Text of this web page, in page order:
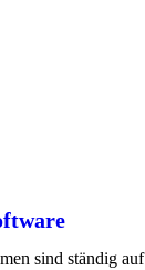
sind ständig